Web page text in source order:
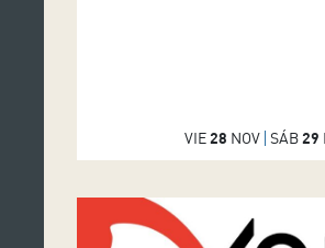
VIE28 NOV SÁB29